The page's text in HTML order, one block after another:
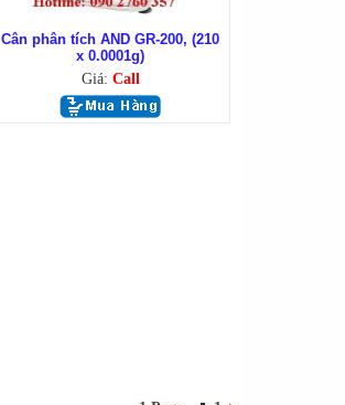
Cân phân tích AND GR-200, (210
x 0.0001g)
Giá: Call